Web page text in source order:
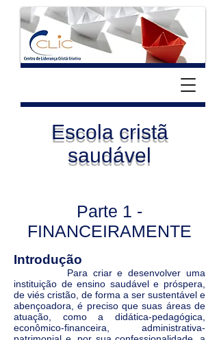
Escola cristã
saudável
Parte 1 -
FINANCEIRAMENTE
Introdução
Para criar e desenvolver uma
instituição de ensino saudável e próspera,
de viés cristão, de forma a ser sustentável e
abençoadora, é preciso que suas áreas de
atuação, como a didática-pedagógica,
econômico-financeira, administrativa-